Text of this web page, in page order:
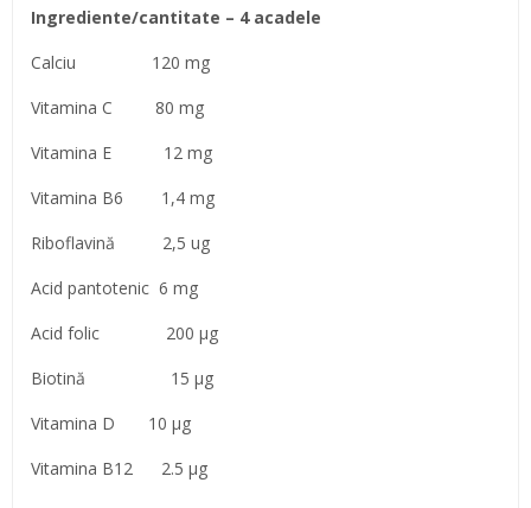
Ingrediente/cantitate – 4 acadele
Calciu 120 mg
Vitamina C 80 mg
Vitamina E 12 mg
Vitamina B6 1,4 mg
Riboflavină 2,5 ug
Acid pantotenic 6 mg
Acid folic 200 µg
Biotină 15 µg
Vitamina D 10 µg
Vitamina B12 2.5 µg